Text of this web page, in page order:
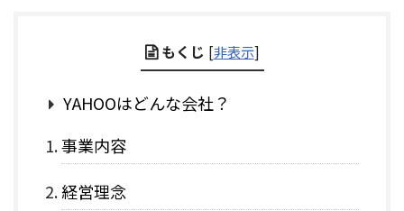
もくじ [非表示]
YAHOOはどんな会社？
事業内容
経営理念